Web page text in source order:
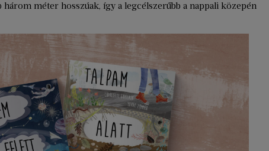
méter hosszúak, így a legcélszerűbb a nappali közepén